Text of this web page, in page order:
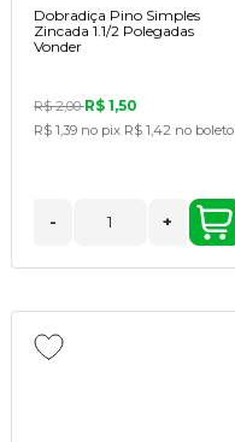
Dobradiça Pino Simples
Zincada 1.1/2 Polegadas
Vonder
R$ 2,00R$ 1,50
R$ 1,39 no pix R$ 1,42 no boleto
- +